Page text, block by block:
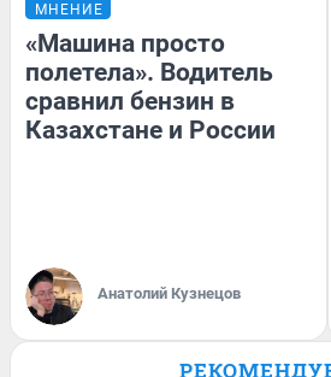
МНЕНИЕ
«Машина просто
полетела». Водитель
сравнил бензин в
Казахстане и России
Анатолий Кузнецов